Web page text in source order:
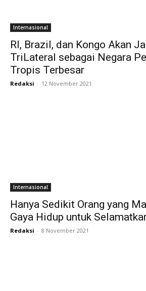
Internasional
RI, Brazil, dan Kongo Akan
TriLateral sebagai Negara
Tropis Terbesar
Redaksi - 12 November 2021
Internasional
Hanya Sedikit Orang yang
Gaya Hidup untuk
Redaksi - 8 November 2021